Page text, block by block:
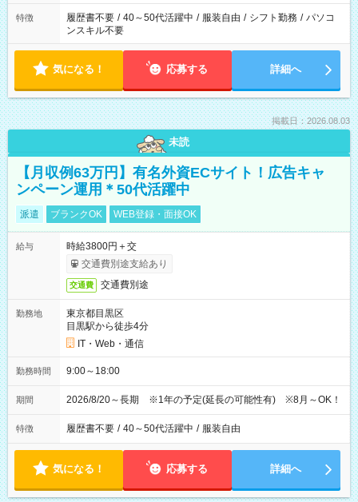
特徴 履歴書不要 / 40～50代活躍中 / 服装自由 / シフト勤務 / パソコ
ンスキル不要
気になる！ 応募する 詳細へ
掲載日：2026.08.03
未読
【月収例63万円】有名外資ECサイト！広告キャ
ンペーン運用＊50代活躍中
派遣 ブランクOK WEB登録・面接OK
給与
時給3800円＋交
交通費別途支給あり
交通費 交通費別途
勤務地
東京都目黒区
目黒駅から徒歩4分
IT・Web・通信
勤務時間 9:00～18:00
期間 2026/8/20～長期 ※1年の予定(延長の可能性有) ※8月～OK！
特徴 履歴書不要 / 40～50代活躍中 / 服装自由
気になる！ 応募する 詳細へ